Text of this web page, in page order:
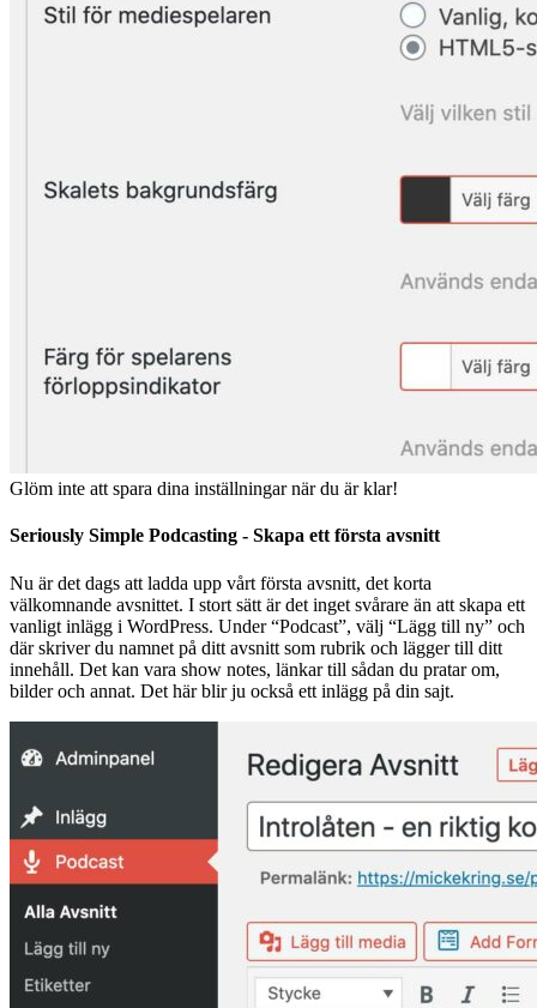
Glöm inte att spara dina inställningar när du är klar!
Seriously Simple Podcasting - Skapa ett första avsnitt
Nu är det dags att ladda upp vårt första avsnitt, det korta
välkomnande avsnittet. I stort sätt är det inget svårare än att skapa ett
vanligt inlägg i WordPress. Under “Podcast”, välj “Lägg till ny” och
där skriver du namnet på ditt avsnitt som rubrik och lägger till ditt
innehåll. Det kan vara show notes, länkar till sådan du pratar om,
bilder och annat. Det här blir ju också ett inlägg på din sajt.